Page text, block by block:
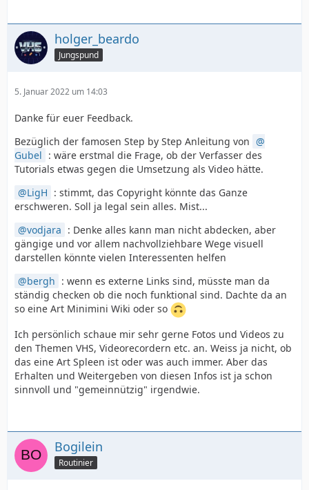
holger_beardo
Jungspund
5. Januar 2022 um 14:03
Danke für euer Feedback.
Bezüglich der famosen Step by Step Anleitung von
Gubel : wäre erstmal die Frage, ob der Verfasser des
Tutorials etwas gegen die Umsetzung als Video hätte.
LigH : stimmt, das Copyright könnte das Ganze
erschweren. Soll ja legal sein alles. Mist...
vodjara : Denke alles kann man nicht abdecken, aber
gängige und vor allem nachvollziehbare Wege visuell
darstellen könnte vielen Interessenten helfen
bergh : wenn es externe Links sind, müsste man da
ständig checken ob die noch funktional sind. Dachte da an
so eine Art Minimini Wiki oder so
Ich persönlich schaue mir sehr gerne Fotos und Videos zu
den Themen VHS, Videorecordern etc. an. Weiss ja nicht, ob
das eine Art Spleen ist oder was auch immer. Aber das
Erhalten und Weitergeben von diesen Infos ist ja schon
sinnvoll und "gemeinnützig" irgendwie.
Bogilein
Routinier